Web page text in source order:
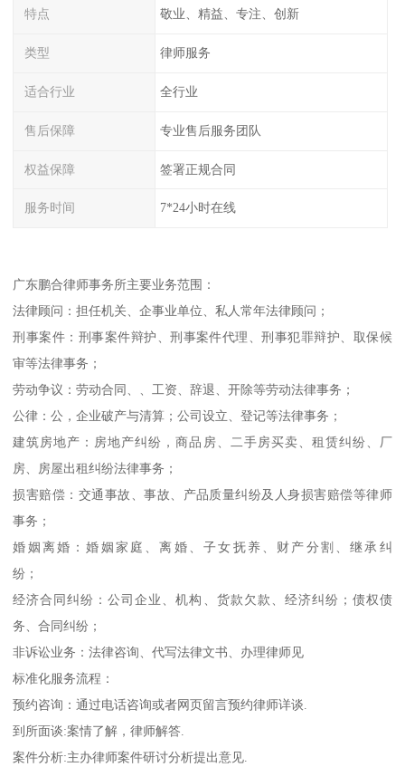
特点 敬业、精益、专注、创新
类型 律师服务
适合行业 全行业
售后保障 专业售后服务团队
权益保障 签署正规合同
服务时间 7*24小时在线
广东鹏合律师事务所主要业务范围：
法律顾问：担任机关、企事业单位、私人常年法律顾问；
刑事案件：刑事案件辩护、刑事案件代理、刑事犯罪辩护、取保候
审等法律事务；
劳动争议：劳动合同、、工资、辞退、开除等劳动法律事务；
公律：公，企业破产与清算；公司设立、登记等法律事务；
建筑房地产：房地产纠纷，商品房、二手房买卖、租赁纠纷、厂
房、房屋出租纠纷法律事务；
损害赔偿：交通事故、事故、产品质量纠纷及人身损害赔偿等律师
事务；
婚姻离婚：婚姻家庭、离婚、子女抚养、财产分割、继承纠
纷；
经济合同纠纷：公司企业、机构、货款欠款、经济纠纷；债权债
务、合同纠纷；
非诉讼业务：法律咨询、代写法律文书、办理律师见
标准化服务流程：
预约咨询：通过电话咨询或者网页留言预约律师详谈.
到所面谈:案情了解，律师解答.
案件分析:主办律师案件研讨分析提出意见.